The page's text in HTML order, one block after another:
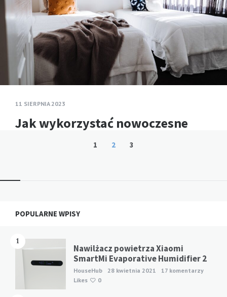
współpracuje z fizyczznymi włącznikami i nie budzi
domowników…Read more
HOUSEHUB
11 SIERPNIA 2023
Jak wykorzystać nowoczesne
technologie w celu oszczędności
pusty salon, walczy z otwartym…
1 2 3
Widgets
POPULARNE WPISY
1
Nawilżacz powietrza Xiaomi
SmartMi Evaporative Humidifier 2
HouseHub 28 kwietnia 2021
17 komentarzy
Likes
0